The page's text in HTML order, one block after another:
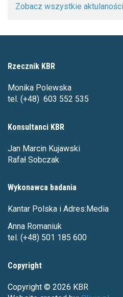
Zobacz wszystkie aktulaności
Rzecznik KBR
Monika Polewska
tel. (+48) 603 552 535
Konsultanci KBR
Jan Marcin Kujawski
Rafał Sobczak
Wykonawca badania
Kantar Polska i Adres:Media
Anna Romaniuk
tel. (+48) 501 185 600
Copyright
Copyright © 2026 KBR